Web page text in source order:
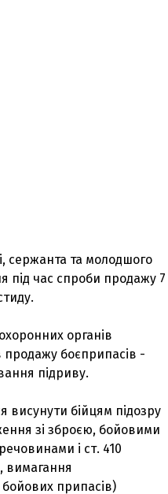
сержанта та молодшого
під час спроби продажу 7
органів
продажу боєприпасів -
підриву.
висунути бійцям підозру
зі зброєю, бойовими
і ст. 410
вимагання
припасів)